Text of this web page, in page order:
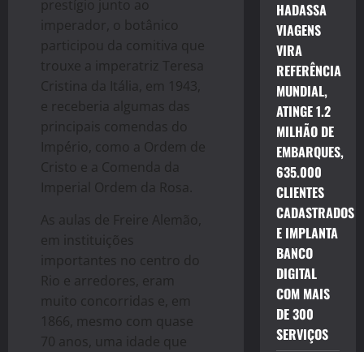
prestígio junto ao
imperador, o botânico
participou da comitiva que
trouxe a imperatriz Teresa
Cristina da Itália, em 1943,
e receberia algumas das
principais comendas do
Império, como a Ordem de
Cristo e a Comenda da
Imperial Ordem da Rosa.
As aulas de Freire Alemão,
em instituições
importantes no centro do
Rio e arredores, eram
muito concorridas e, em
1866, mesmo com quase
70 anos, uma idade que
HADASSA
VIAGENS
VIRA
REFERÊNCIA
MUNDIAL,
ATINGE 1.2
MILHÃO DE
EMBARQUES,
635.000
CLIENTES
CADASTRADOS
E IMPLANTA
BANCO
DIGITAL
COM MAIS
DE 300
SERVIÇOS